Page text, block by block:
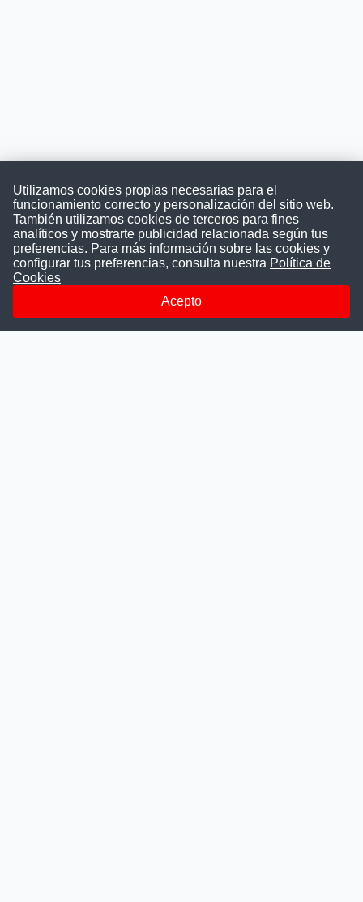
Convocatoriasdetrabajo.com
ConvocatoriasDeTrabajo.com es una plataforma informativa
la difusión y transparencia de los concursos públicos, además
ayudamos a las instituciones a encontrar a los mejores
talentos. A nuestros usuarios le brindamos en un solo lugar
Utilizamos cookies propias necesarias para el
funcionamiento correcto y personalización del sitio web.
También utilizamos cookies de terceros para fines
analíticos y mostrarte publicidad relacionada según tus
preferencias. Para más información sobre las cookies y
configurar tus preferencias, consulta nuestra Política de
Cookies
Acepto